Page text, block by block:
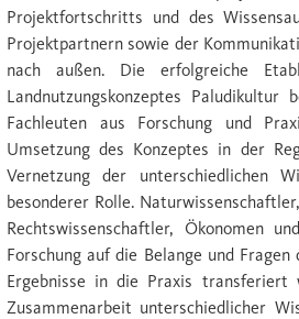
Projektfortschritts und des
Projektpartnern sowie der
nach außen. Die erfolgreiche
Landnutzungskonzeptes Paludikultur
Fachleuten aus Forschung und
Umsetzung des Konzeptes in der
Vernetzung der unterschiedlichen
besonderer Rolle.
Rechtswissenschaftler, Ökonomen
Forschung auf die Belange und
Ergebnisse in die Praxis transferiert
Zusammenarbeit unterschiedlicher